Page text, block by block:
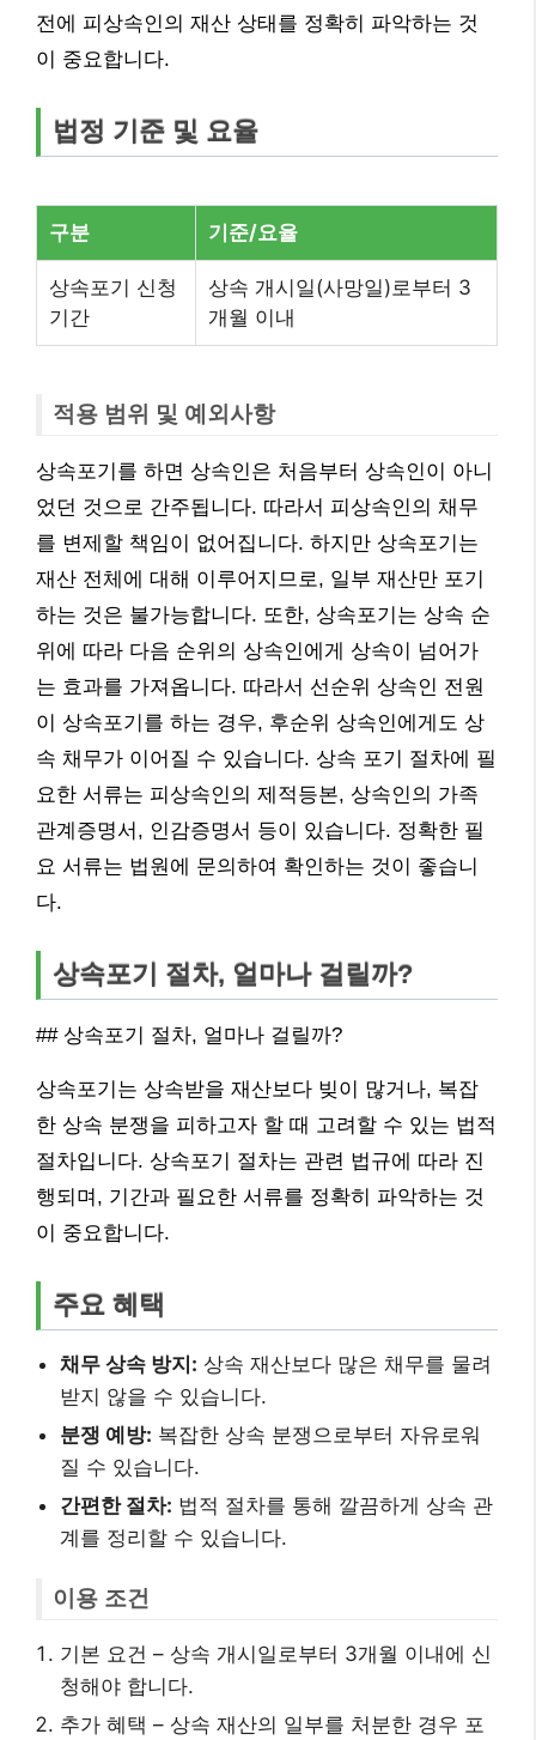
전에 피상속인의 재산 상태를 정확히 파악하는 것
이 중요합니다.
법정 기준 및 요율
구분 기준/요율
상속포기 신청
기간
상속 개시일(사망일)로부터 3
개월 이내
적용 범위 및 예외사항
상속포기를 하면 상속인은 처음부터 상속인이 아니
었던 것으로 간주됩니다. 따라서 피상속인의 채무
를 변제할 책임이 없어집니다. 하지만 상속포기는
재산 전체에 대해 이루어지므로, 일부 재산만 포기
하는 것은 불가능합니다. 또한, 상속포기는 상속 순
위에 따라 다음 순위의 상속인에게 상속이 넘어가
는 효과를 가져옵니다. 따라서 선순위 상속인 전원
이 상속포기를 하는 경우, 후순위 상속인에게도 상
속 채무가 이어질 수 있습니다. 상속 포기 절차에 필
요한 서류는 피상속인의 제적등본, 상속인의 가족
관계증명서, 인감증명서 등이 있습니다. 정확한 필
요 서류는 법원에 문의하여 확인하는 것이 좋습니
다.
상속포기 절차, 얼마나 걸릴까?
## 상속포기 절차, 얼마나 걸릴까?
상속포기는 상속받을 재산보다 빚이 많거나, 복잡
한 상속 분쟁을 피하고자 할 때 고려할 수 있는 법적
절차입니다. 상속포기 절차는 관련 법규에 따라 진
행되며, 기간과 필요한 서류를 정확히 파악하는 것
이 중요합니다.
주요 혜택
채무 상속 방지: 상속 재산보다 많은 채무를 물려
받지 않을 수 있습니다.
분쟁 예방: 복잡한 상속 분쟁으로부터 자유로워
질 수 있습니다.
간편한 절차: 법적 절차를 통해 깔끔하게 상속 관
계를 정리할 수 있습니다.
이용 조건
기본 요건 – 상속 개시일로부터 3개월 이내에 신
청해야 합니다.
추가 혜택 – 상속 재산의 일부를 처분한 경우 포